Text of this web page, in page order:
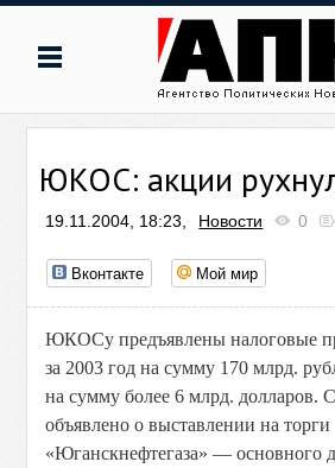
ЮКОС: акции
19.11.2004, 18:23, Новости 0
Вконтакте Мой мир
ЮКОСу предъявлены налоговые
за 2003 год на сумму 170 млрд.
на сумму более 6 млрд. долларов.
объявлено о выставлении на торги
«Юганскнефтегаза» — основного